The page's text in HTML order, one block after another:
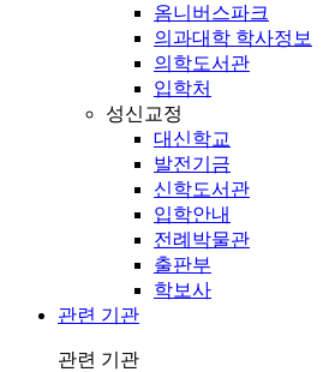
옴니버스파크
의과대학 학사정보
의학도서관
입학처
성신교정
대신학교
발전기금
신학도서관
입학안내
전례박물관
출판부
학보사
관련 기관
관련 기관